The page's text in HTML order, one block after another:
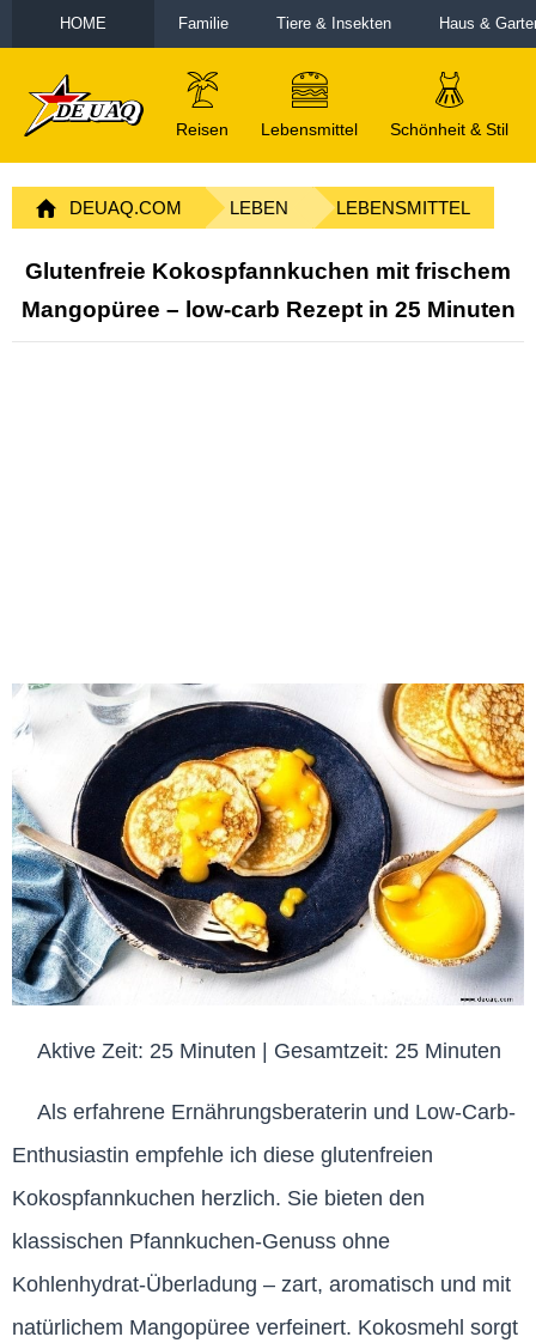
HOME Familie Tiere & Insekten Haus &
Reisen Lebensmittel Schönheit & Stil
DEUAQ.COM LEBEN LEBENSMITTEL
Glutenfreie Kokospfannkuchen mit frischem
Mangopüree – low-carb Rezept in 25 Minuten
Aktive Zeit: 25 Minuten | Gesamtzeit: 25 Minuten
Als erfahrene Ernährungsberaterin und Low-Carb-
Enthusiastin empfehle ich diese glutenfreien
Kokospfannkuchen herzlich. Sie bieten den
klassischen Pfannkuchen-Genuss ohne
Kohlenhydrat-Überladung – zart, aromatisch und mit
natürlichem Mangopüree verfeinert. Kokosmehl sorgt